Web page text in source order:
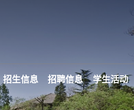
招生信息 招聘信息 学生活动